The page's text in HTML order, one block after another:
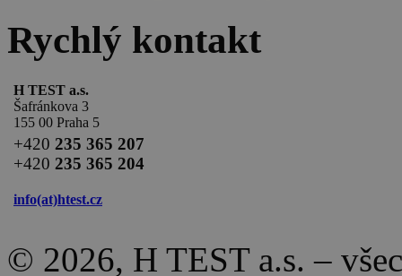
Rychlý kontakt
H TEST a.s.
Šafránkova 3
155 00 Praha 5
+420 235 365 207
+420 235 365 204
info(at)htest.cz
© 2026, H TEST a.s. –